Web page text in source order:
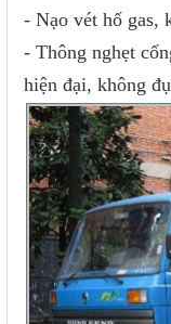
- Nạo vét hố gas,
- Thông nghẹt
hiện đại, không